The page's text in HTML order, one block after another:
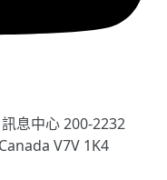
訊息中心 200-2232
V7V 1K4